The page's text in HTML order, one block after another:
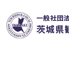
content